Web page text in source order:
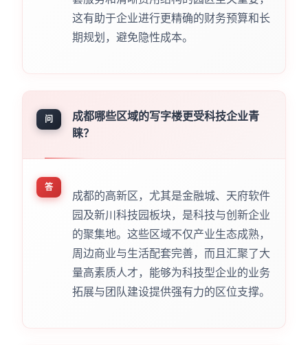
这有助于企业进行更精确的财务预算和长
期规划，避免隐性成本。
问
成都哪些区域的写字楼更受科技企业青
睐？
答
成都的高新区，尤其是金融城、天府软件
园及新川科技园板块，是科技与创新企业
的聚集地。这些区域不仅产业生态成熟，
周边商业与生活配套完善，而且汇聚了大
量高素质人才，能够为科技型企业的业务
拓展与团队建设提供强有力的区位支撑。